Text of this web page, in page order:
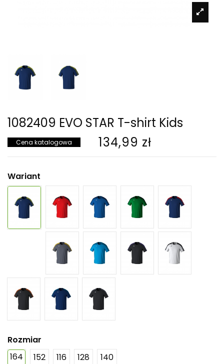
1082409 EVO STAR T-shirt Kids
Cena katalogowa 134,99 zł
Wariant
Rozmiar
164
152 116 128 140